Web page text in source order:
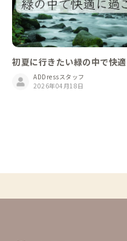
初夏に行きたい緑の中で快
家
ADDressスタッフ
2026年04月18日